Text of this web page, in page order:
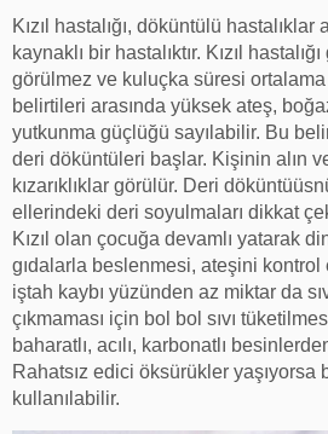
Kızıl hastalığı, döküntülü
kaynaklı bir hastalıktır. Kızıl
görülmez ve kuluçka süresi ortalama
belirtileri arasında yüksek ateş,
yutkunma güçlüğü sayılabilir. Bu
deri döküntüleri başlar. Kişinin alın
kızarıklıklar görülür. Deri
ellerindeki deri soyulmaları dikkat
Kızıl olan çocuğa devamlı yatarak
gıdalarla beslenmesi, ateşini kontrol
iştah kaybı yüzünden az miktar da
çıkmaması için bol bol sıvı
baharatlı, acılı, karbonatlı
Rahatsız edici öksürükler yaşıyorsa
kullanılabilir.